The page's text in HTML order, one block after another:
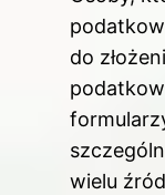
do
wielu